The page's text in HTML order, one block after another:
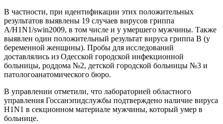
В частности, при идентификации этих положительных
результатов выявлены 19 случаев вирусов гриппа
А/H1N1/swin2009, в том числе и у умершего мужчины. Также
выявлен один положительный результат вируса гриппа В (у
беременной женщины). Пробы для исследований
доставлялись из Одесской городской инфекционной
больницы, роддома №2, детской городской больницы №3 и
патологоанатомического бюро.
В управлении отметили, что лабораторией областного
управления Госсанэпидслужбы подтверждено наличие вируса
H1N1 в секционном материале мужчины, который умер в
больнице.